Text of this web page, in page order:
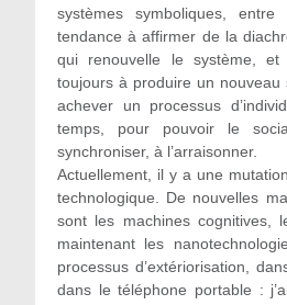
systèmes symboliques,
tendance à affirmer de la
qui renouvelle le système, et
toujours à produire un
achever un processus
temps, pour pouvoir le
synchroniser, à l’arraisonner.
Actuellement, il y a une
technologique. De nouvelles
sont les machines cognitives,
maintenant les
processus d’extériorisation,
dans le téléphone portable :